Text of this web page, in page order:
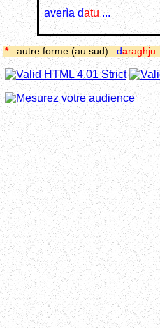
averìa datu...
*: autre forme (au sud) : daraghju